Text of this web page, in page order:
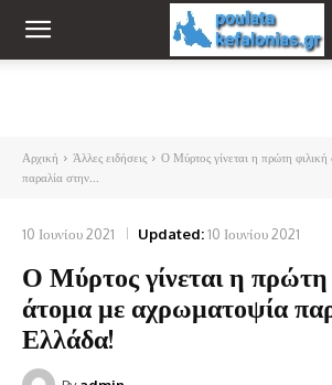
Αρχική Άλλες ειδήσεις
Ο Μύρτος γίνεται η πρώτη
παραλία στην...
10 Ιουνίου 2021 Updated:10 Ιουνίου 2021
Ο Μύρτος γίνεται η πρώτη
άτομα με αχρωματοψία
Ελλάδα!